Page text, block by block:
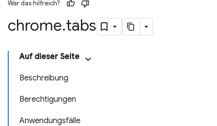
War das hilfreich?
chrome.tabs
Auf dieser Seite
Beschreibung
Berechtigungen
Anwendungsfälle